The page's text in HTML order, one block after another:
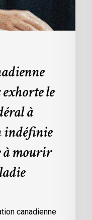
le
à
indéfinie
à mourir
canadienne